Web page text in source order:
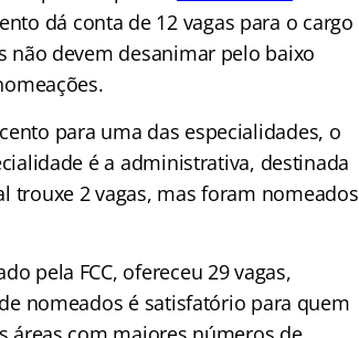
dá conta de 12 vagas para o cargo
não devem desanimar pelo baixo
para uma das especialidades, o
é a administrativa, destinada
trouxe 2 vagas, mas foram nomeados
pela FCC, ofereceu 29 vagas,
nomeados é satisfatório para quem